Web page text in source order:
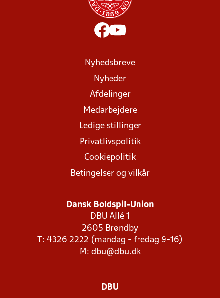
Nyhedsbreve
Nyheder
Afdelinger
Medarbejdere
Ledige stillinger
Privatlivspolitik
Cookiepolitik
Betingelser og vilkår
Dansk Boldspil-Union
DBU Allé 1
2605 Brøndby
T: 4326 2222 (mandag - fredag 9-16)
M: dbu@dbu.dk
DBU